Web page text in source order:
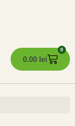
0.00 lei
0